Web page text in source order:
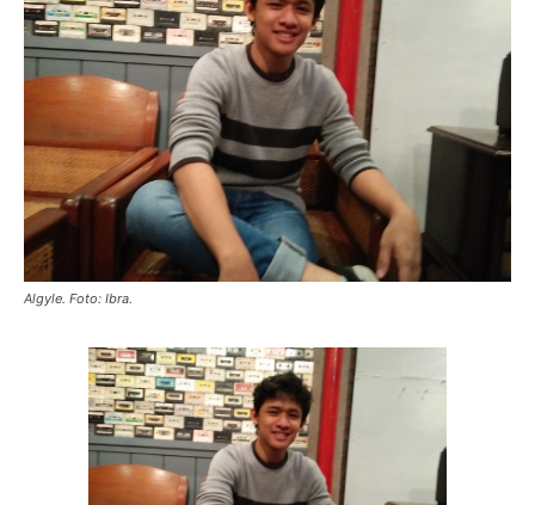
Algyle. Foto: Ibra.